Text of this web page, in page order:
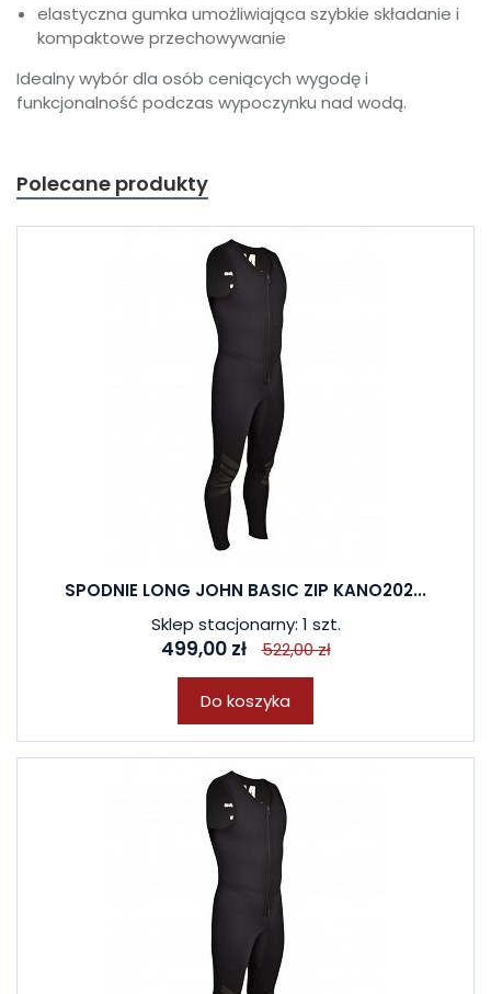
elastyczna gumka umożliwiająca szybkie składanie i
kompaktowe przechowywanie
Idealny wybór dla osób ceniących wygodę i
funkcjonalność podczas wypoczynku nad wodą.
Polecane produkty
SPODNIE LONG JOHN BASIC ZIP KANO202...
Sklep stacjonarny: 1 szt.
499,00 zł 522,00 zł
Do koszyka